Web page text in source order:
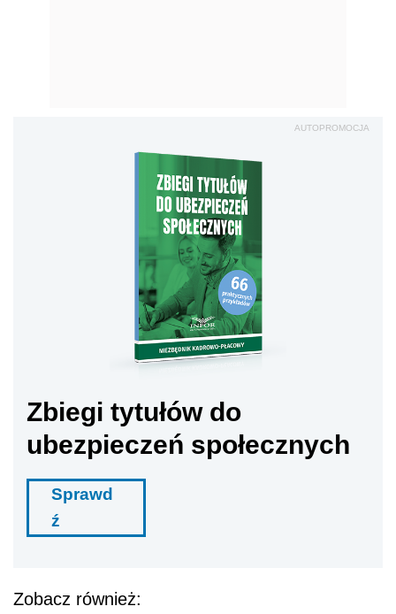
AUTOPROMOCJA
Zbiegi tytułów do
ubezpieczeń społecznych
Sprawd
ź
Zobacz również: